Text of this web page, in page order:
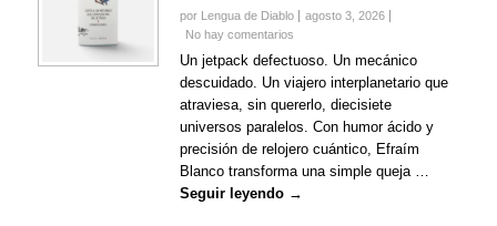
por Lengua de Diablo
agosto 3, 2026
No hay comentarios
Un jetpack defectuoso. Un mecánico
descuidado. Un viajero interplanetario que
atraviesa, sin quererlo, diecisiete
universos paralelos. Con humor ácido y
precisión de relojero cuántico, Efraím
Blanco transforma una simple queja …
Seguir leyendo →